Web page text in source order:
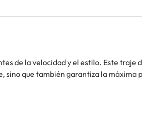
de la velocidad y el estilo. Este traje
que también garantiza la máxima